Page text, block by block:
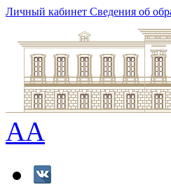
Личный кабинет Сведения об
AA